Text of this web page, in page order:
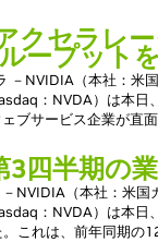
クセラレ
ープット
NVIDIA（本社：米
：NVDA）は本日
ブサービス企業が直
四半期の
NVIDIA（本社：米国
：NVDA）は本
これは、前年同期の